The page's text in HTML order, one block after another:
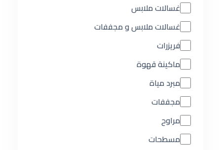
غسالات ملابس
غسالات ملابس و مجففات
فريزرات
ماكينة قهوة
مبرد مياة
مجففات
مراوح
مسطحات